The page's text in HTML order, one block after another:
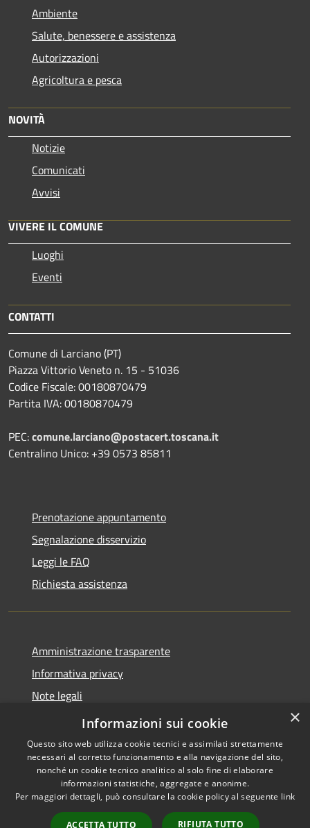
Ambiente
Salute, benessere e assistenza
Autorizzazioni
Agricoltura e pesca
NOVITÀ
Notizie
Comunicati
Avvisi
VIVERE IL COMUNE
Luoghi
Eventi
CONTATTI
Comune di Larciano (PT)
Piazza Vittorio Veneto n. 15 - 51036
Codice Fiscale: 00180870479
Partita IVA: 00180870479
PEC:comune.larciano@postacert.toscana.it
Centralino Unico: +39 0573 85811
Prenotazione appuntamento
Segnalazione disservizio
Leggi le FAQ
Richiesta assistenza
Amministrazione trasparente
Informativa privacy
Note legali
Dichiarazione di accessibilità
Accessibilità
Copyright © 2026 • Comune di
Larciano • Powered by
Municipium• Accesso
×
Informazioni sui cookie
Questo sito web utilizza cookie tecnici e assimilati strettamente
necessari al corretto funzionamento e alla navigazione del sito,
nonché un cookie tecnico analitico al solo fine di elaborare
informazioni statistiche, aggregate e anonime.
Per maggiori dettagli, può consultare la cookie policy al seguente link
ACCETTA TUTTO RIFIUTA TUTTO